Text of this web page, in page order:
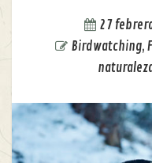
27
Birdwatching,